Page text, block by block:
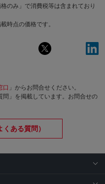
のみ」で消費税等は含まれており
時点の価格です。
口 」からお問合せください。
問」を掲載しています。お問合せの
ある質問）